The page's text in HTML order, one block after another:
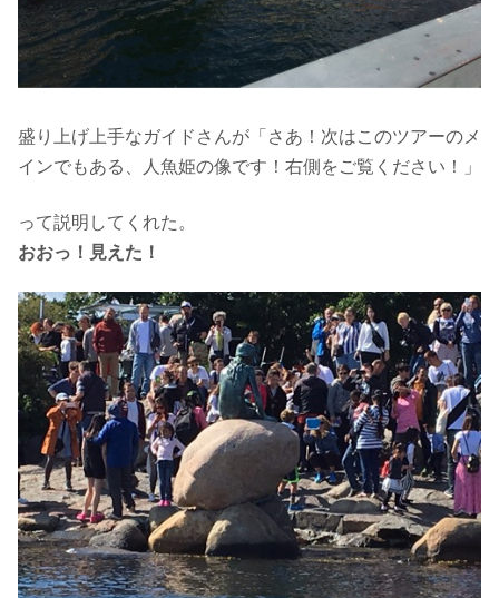
盛り上げ上手なガイドさんが「さあ！次はこのツアーのメ
インでもある、人魚姫の像です！右側をご覧ください！」
って説明してくれた。
おおっ！見えた！